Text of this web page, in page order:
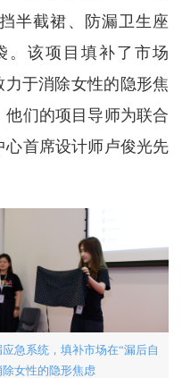
半截裙、防漏卫生座
。该项目填补了市场
力于消除女性的隐形焦
他们的项目导师为联合
心首席设计师卢俊光先
急系统，填补市场在“漏后自
女性的隐形焦虑